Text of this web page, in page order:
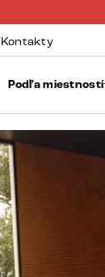
Kontakty
Podľa miestností